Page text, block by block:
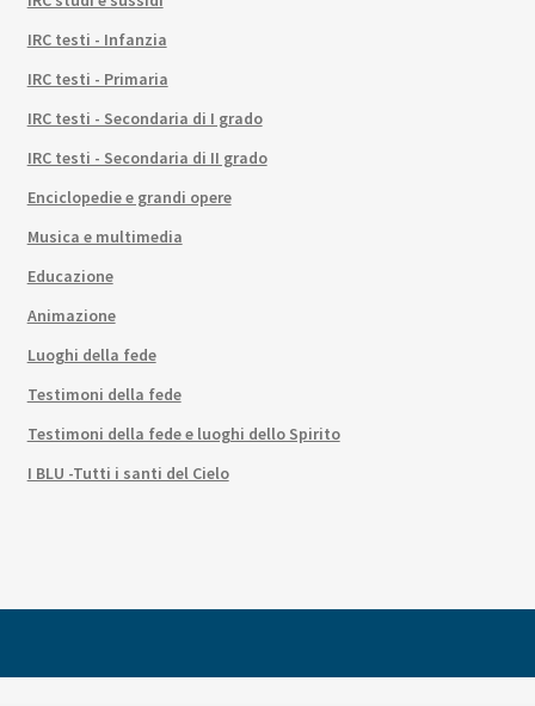
IRC testi - Infanzia
IRC testi - Primaria
IRC testi - Secondaria di I grado
IRC testi - Secondaria di II grado
Enciclopedie e grandi opere
Musica e multimedia
Educazione
Animazione
Luoghi della fede
Testimoni della fede
Testimoni della fede e luoghi dello Spirito
I BLU -Tutti i santi del Cielo